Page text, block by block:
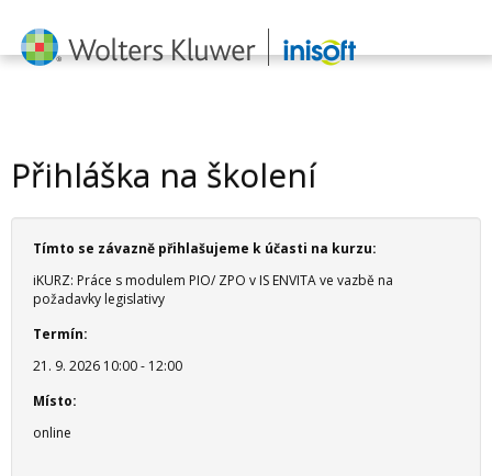
Přihláška na školení
Tímto se závazně přihlašujeme k účasti na kurzu:
iKURZ: Práce s modulem PIO/ ZPO v IS ENVITA ve vazbě na
požadavky legislativy
Termín:
21. 9. 2026 10:00 - 12:00
Místo:
online